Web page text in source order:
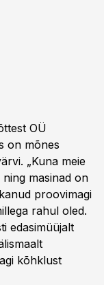
OÜ
on mõnes
„Kuna meie
masinad on
proovimagi
rahul oled.
edasimüüjalt
kõhklust